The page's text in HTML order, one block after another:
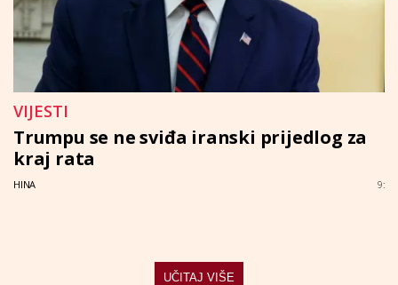
VIJESTI
Trumpu se ne sviđa iranski prijedlog za
kraj rata
HINA 9:
UČITAJ VIŠE